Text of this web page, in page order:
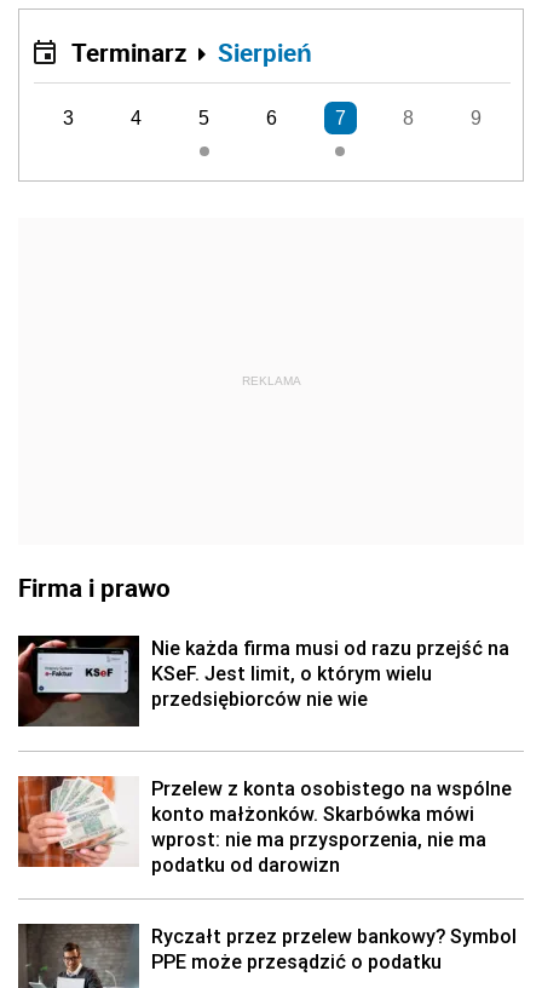
Terminarz Sierpień
3 4 5 6 7 8 9
REKLAMA
Firma i prawo
Nie każda firma musi od razu przejść na
KSeF. Jest limit, o którym wielu
przedsiębiorców nie wie
Przelew z konta osobistego na wspólne
konto małżonków. Skarbówka mówi
wprost: nie ma przysporzenia, nie ma
podatku od darowizn
Ryczałt przez przelew bankowy? Symbol
PPE może przesądzić o podatku